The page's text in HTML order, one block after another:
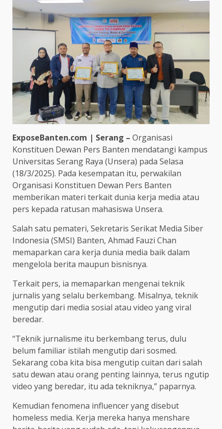
ExposeBanten.com | Serang – Organisasi
Konstituen Dewan Pers Banten mendatangi kampus
Universitas Serang Raya (Unsera) pada Selasa
(18/3/2025). Pada kesempatan itu, perwakilan
Organisasi Konstituen Dewan Pers Banten
memberikan materi terkait dunia kerja media atau
pers kepada ratusan mahasiswa Unsera.
Salah satu pemateri, Sekretaris Serikat Media Siber
Indonesia (SMSI) Banten, Ahmad Fauzi Chan
memaparkan cara kerja dunia media baik dalam
mengelola berita maupun bisnisnya.
Terkait pers, ia memaparkan mengenai teknik
jurnalis yang selalu berkembang. Misalnya, teknik
mengutip dari media sosial atau video yang viral
beredar.
“Teknik jurnalisme itu berkembang terus, dulu
belum familiar istilah mengutip dari sosmed.
Sekarang coba kita bisa mengutip cuitan dari salah
satu dewan atau orang penting lainnya, terus ngutip
video yang beredar, itu ada tekniknya,” paparnya.
Kemudian fenomena influencer yang disebut
homeless media. Kerja mereka hanya menshare